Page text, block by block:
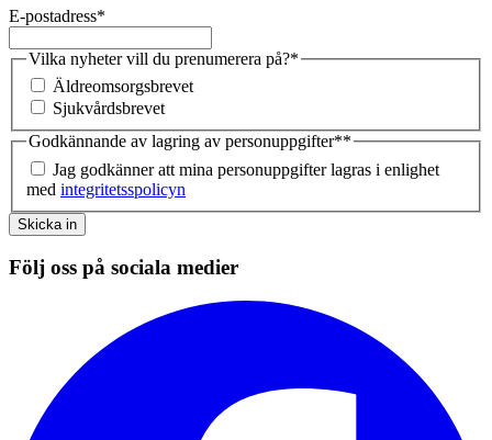
E-postadress*
Vilka nyheter vill du prenumerera på?*
Äldreomsorgsbrevet
Sjukvårdsbrevet
Godkännande av lagring av personuppgifter**
Jag godkänner att mina personuppgifter lagras i enlighet
med integritetsspolicyn
Skicka in
Följ oss på sociala medier